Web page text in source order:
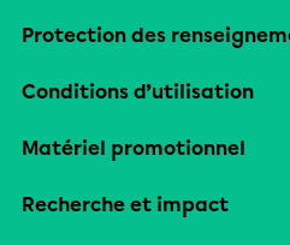
Protection des
Conditions d’utilisation
Matériel promotionnel
Recherche et impact